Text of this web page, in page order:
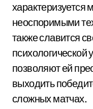
неоспоримыми
также славится
психологической
позволяют ей
выходить
сложных матчах.